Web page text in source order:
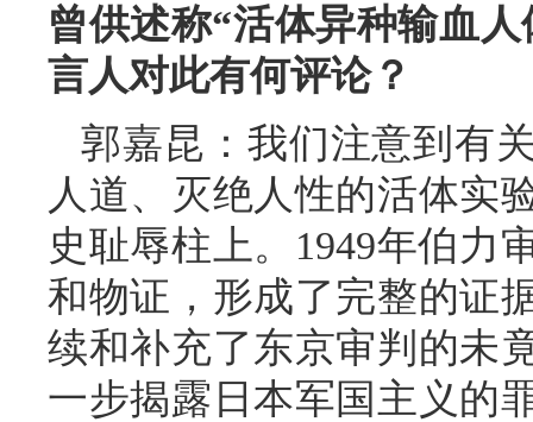
曾供述称“活体异种输血
言人对此有何评论？
郭嘉昆：我们注意到有
人道、灭绝人性的活体实
史耻辱柱上。1949年伯力
和物证，形成了完整的证
续和补充了东京审判的未
一步揭露日本军国主义的